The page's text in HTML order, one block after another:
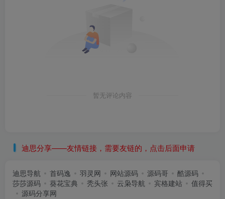
暂无评论内容
迪思分享——友情链接，需要友链的，点击后面申请
迪思导航 首码逸 羽灵网 网站源码 源码哥
酷源码
莎莎源码
葵花宝典 秃头张 云枭导航 宾格建站
值得买
源码分享网